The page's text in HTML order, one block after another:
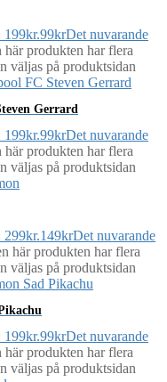
199kr.99krDet nuvarande
här produkten har flera
väljas på produktsidan
Gerrard
199kr.99krDet nuvarande
här produkten har flera
väljas på produktsidan
299kr.149krDet nuvarande
här produkten har flera
väljas på produktsidan
199kr.99krDet nuvarande
här produkten har flera
väljas på produktsidan